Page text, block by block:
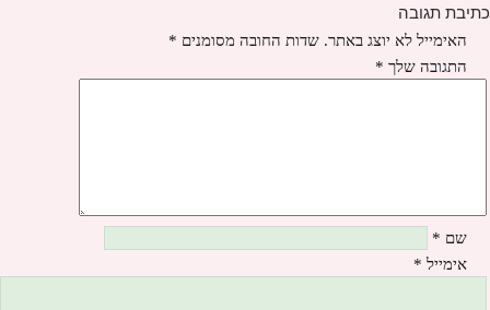
כתיבת תגובה
האימייל לא יוצג באתר. שדות החובה מסומנים *
התגובה שלך *
שם *
אימייל *